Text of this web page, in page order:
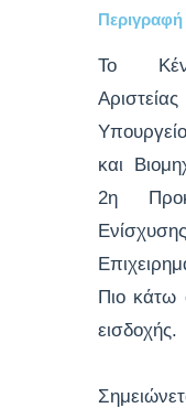
Περιγραφή
Το
και
2η
Πιο κάτω
εισδοχής.